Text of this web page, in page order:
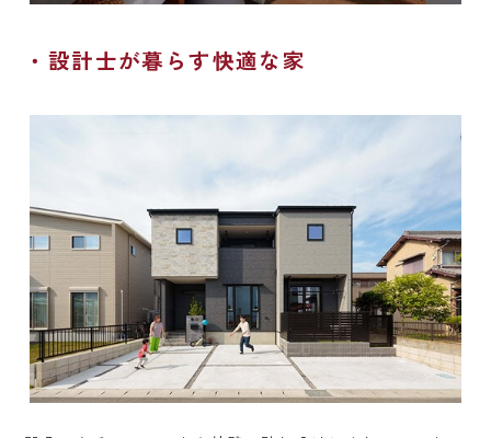
設計士が暮らす快適な家